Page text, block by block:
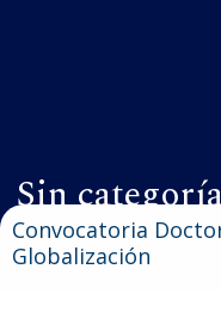
Sin
Convocatoria
Globalización